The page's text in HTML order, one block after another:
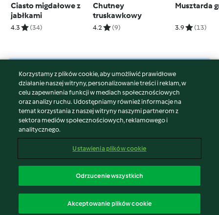
Ciasto migdałowe z
jabłkami
4.3 (34)
Chutney
truskawkowy
4.2 (9)
Musztarda
3.9 (13)
© Copyright 2026
Warunki korzystania
Polityka prywatności
Disclaimer
Znak wydawcy
Zgłoś treść
Oświadczenie o dostępności
Korzystamy z plików cookie, aby umożliwić prawidłowe
działanie naszej witryny, personalizowanie treści i reklam, w
celu zapewnienia funkcji w mediach społecznościowych
oraz analizy ruchu. Udostępniamy również informacje na
temat korzystania z naszej witryny naszymi partnerom z
sektora mediów społecznościowych, reklamowego i
analitycznego.
Ustawienia plików cookie
Odrzucenie wszystkich
Akceptowanie plików cookie